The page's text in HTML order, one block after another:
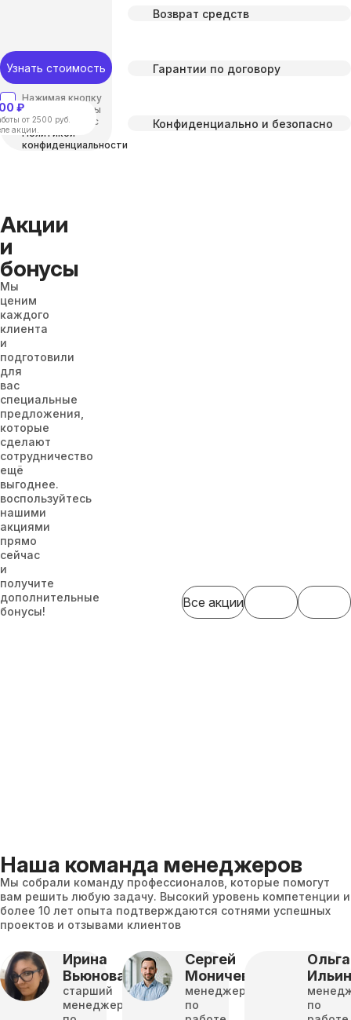
Узнать стоимость
Нажимая кнопку
“отправить”, вы
соглашаетесь с
Политикой
конфиденциальности
₽
от 2500 руб.
акции.
Возврат средств
Гарантии по договору
Конфиденциально и безопасно
Акции
и
бонусы
Мы
ценим
каждого
клиента
и
подготовили
для
вас
специальные
предложения,
которые
сделают
сотрудничество
ещё
выгоднее.
воспользуйтесь
нашими
акциями
прямо
сейчас
и
получите
дополнительные
бонусы!
Все акции
Наша команда менеджеров
Мы собрали команду профессионалов, которые помогут
вам решить любую задачу. Высокий уровень компетенции и
более 10 лет опыта подтверждаются сотнями успешных
проектов и отзывами клиентов
Ирина
Вьюнова
старший
менеджер
Сергей
Моничев
менеджер
по
Ольга
по